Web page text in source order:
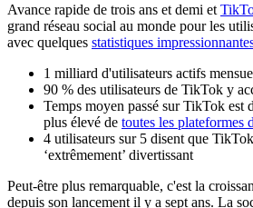
Avance rapide de trois ans et demi et
grand réseau social au monde pour les
avec quelques statistiques
1 milliard d'utilisateurs actifs
90 % des utilisateurs de TikTok y
Temps moyen passé sur TikTok est
plus élevé de toutes les plateformes
4 utilisateurs sur 5 disent que TikTok
‘extrêmement’ divertissant
Peut-être plus remarquable, c'est la
depuis son lancement il y a sept ans. La